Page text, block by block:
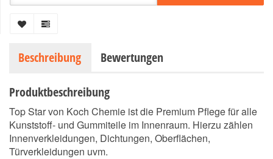
Beschreibung Bewertungen
Produktbeschreibung
Top Star von Koch Chemie ist die Premium Pflege für alle
Kunststoff- und Gummiteile im Innenraum. Hierzu zählen
Innenverkleidungen, Dichtungen, Oberflächen,
Türverkleidungen uvm.